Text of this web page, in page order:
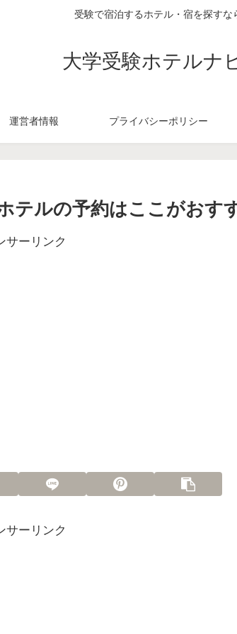
受験で宿泊するホテル・宿を探すな
大学受験ホテルナ
運営者情報 プライバシーポリシー
テルの予約はここがおす
サーリンク
サーリンク